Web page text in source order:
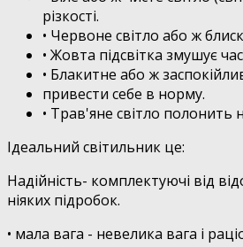
різкості.
• Червоне світло або ж
• Жовта підсвітка змушує
• Блакитне або ж
привести себе в норму.
• Трав'яне світло полонить
Ідеальний світильник це:
Надійність- комплектуючі від
ніяких підробок.
• мала вага - невелика вага і